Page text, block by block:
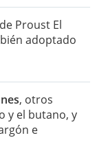
Proust El
adoptado
, otros
y el butano, y
e